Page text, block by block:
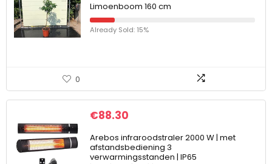
Limoenboom 160 cm
Already Sold: 15%
0
€88.30
Arebos infraroodstraler 2000 W | met
afstandsbediening 3
verwarmingsstanden | IP65